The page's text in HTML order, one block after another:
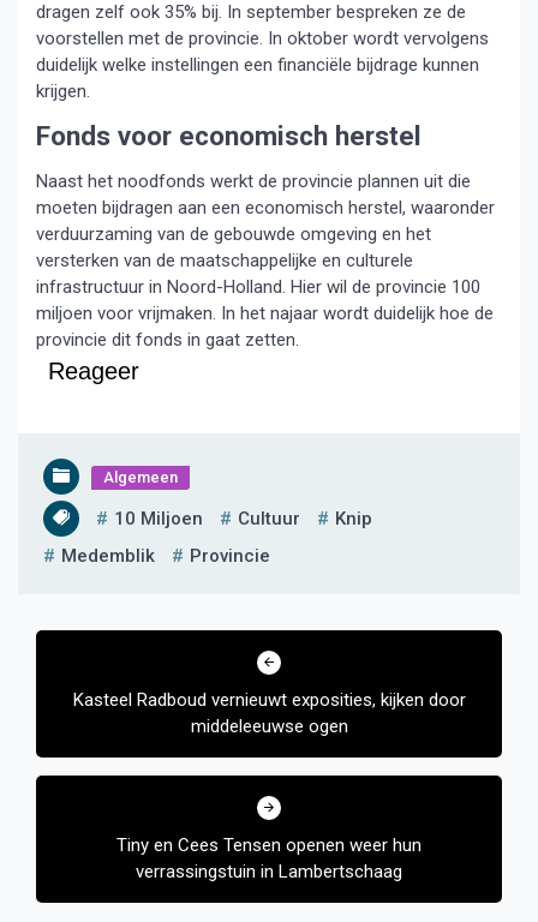
dragen zelf ook 35% bij. In september bespreken ze de
voorstellen met de provincie. In oktober wordt vervolgens
duidelijk welke instellingen een financiële bijdrage kunnen
krijgen.
Fonds voor economisch herstel
Naast het noodfonds werkt de provincie plannen uit die
moeten bijdragen aan een economisch herstel, waaronder
verduurzaming van de gebouwde omgeving en het
versterken van de maatschappelijke en culturele
infrastructuur in Noord-Holland. Hier wil de provincie 100
miljoen voor vrijmaken. In het najaar wordt duidelijk hoe de
provincie dit fonds in gaat zetten.
Reageer
Algemeen
10 Miljoen Cultuur
Knip
Medemblik
Provincie
Bericht
Kasteel Radboud vernieuwt exposities, kijken door
middeleeuwse ogen
Tiny en Cees Tensen openen weer hun
verrassingstuin in Lambertschaag